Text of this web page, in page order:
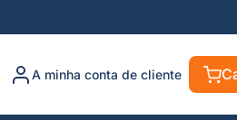
A minha conta de cliente